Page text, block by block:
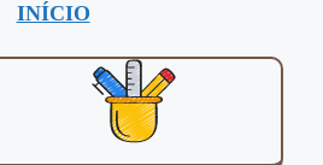
INÍCIO